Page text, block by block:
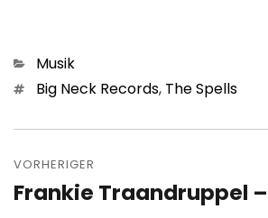
Kategorien
Musik
Schlagwörter
Big Neck Records, The Spells
VORHERIGER
Vorheriger
Frankie Traandruppel